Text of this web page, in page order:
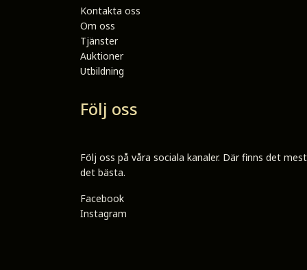
Kontakta oss
Om oss
Tjänster
Auktioner
Utbildning
Följ oss
Följ oss på våra sociala kanaler. Där finns det
det bästa.
Facebook
Instagram